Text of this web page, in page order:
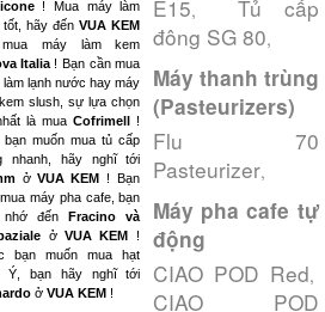
! Mua máy làm
tốt, hãy đếnVUA KEM
máy làm kem
Italia ! Bạn cần mua
làm lạnh nước hay máy
slush, sự lựa chọn
là muaCofrimell
!
bạn muốn mua tủ cấp
nhanh, hãy nghĩ tới
ởVUA KEM
! Bạn
máy pha cafe, bạn
nhớ đến
Fracino và
ởVUA KEM
!
bạn muốn mua hạt
Ý, bạn hãy nghĩ tới
ởVUA KEM !
E15, Tủ cấp
đông SG 80,
Máy thanh trùng
(Pasteurizers)
Flu 70
Pasteurizer,
Máy pha cafe tự
động
CIAO POD Red,
CIAO POD